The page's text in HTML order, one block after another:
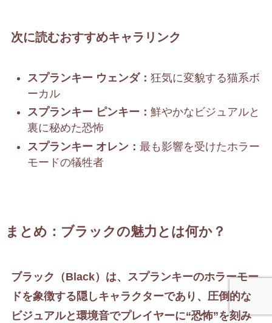
次に読むおすすめキャラリンク
スプランキー ウェンダ： 狂気に変貌する猫系ボ
ーカル
スプランキー ピンキー： 鮮やかなビジュアルと
裏に秘めた恐怖
スプランキー オレン： 最も影響を受けたホラー
モードの犠牲者
まとめ：ブラックの魅力とは何か？
ブラック（Black）は、スプランキーのホラーモー
ドを象徴する隠しキャラクターであり、圧倒的な
ビジュアルと環境音でプレイヤーに“恐怖”を刻み